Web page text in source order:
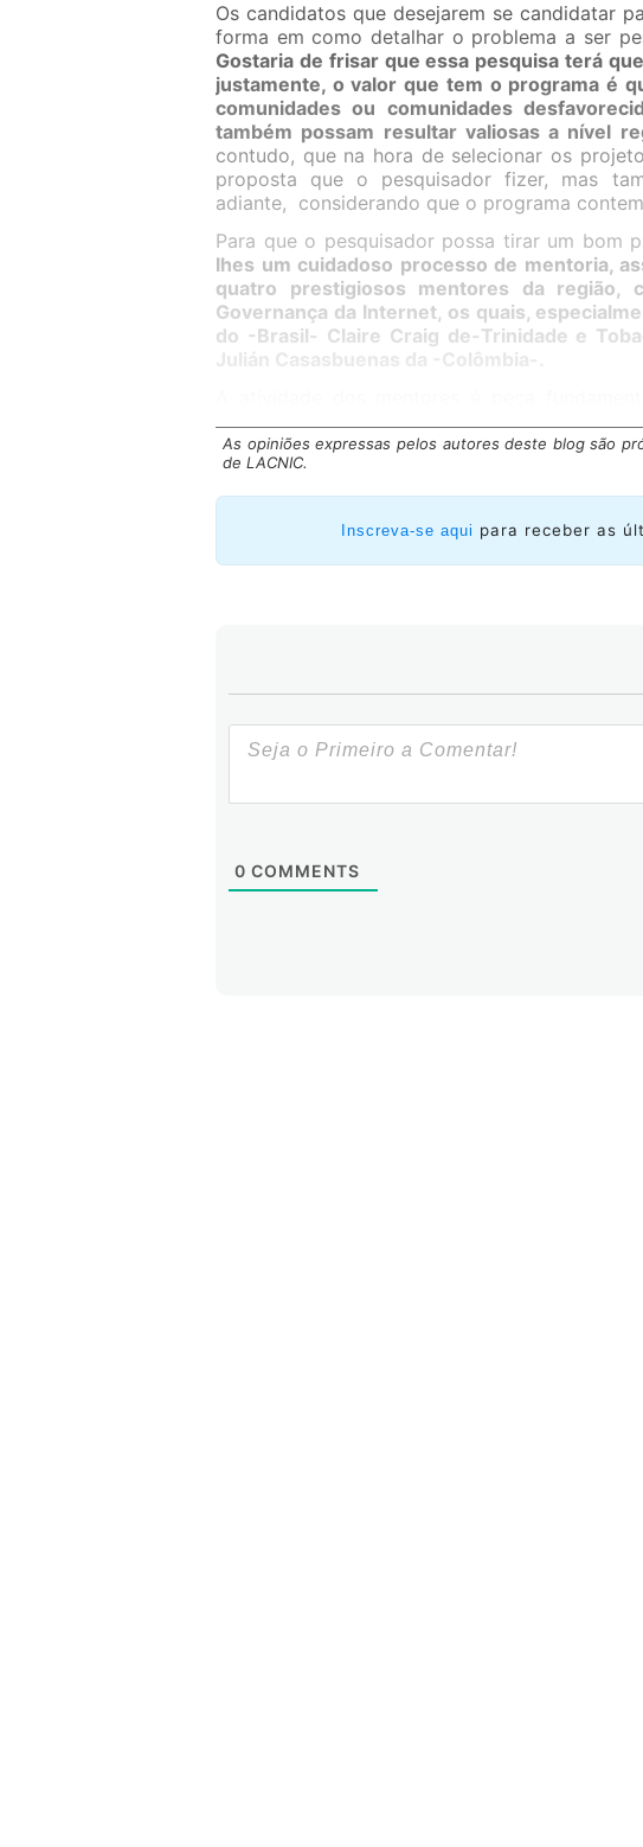
Os candidatos que desejarem se candidatar
forma em como detalhar o problema a ser
Gostaria de frisar que essa pesquisa terá
justamente, o valor que tem o programa é
comunidades ou comunidades
também possam resultar valiosas a nível
contudo, que na hora de selecionar os
proposta que o pesquisador fizer, mas
adiante, considerando que o programa
Para que o pesquisador possa tirar um bom
lhes um cuidadoso processo de mentoria,
quatro prestigiosos mentores da região,
Governança da Internet, os quais,
do -Brasil- Claire Craig de-Trinidade e
Julián Casasbuenas da -Colômbia-.
tiverem seus quatro candidatos
objetivos.
As opiniões expressas pelos autores deste blog são
de LACNIC.
Inscreva-se aqui para receber as
0 COMMENTS